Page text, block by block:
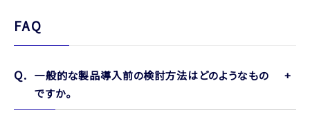
FAQ
一般的な製品導入前の検討方法はどのようなもの
ですか。